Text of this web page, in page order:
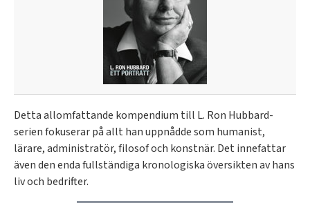
Detta allomfattande kompendium till L. Ron Hubbard-
serien fokuserar på allt han uppnådde som humanist,
lärare, administratör, filosof och konstnär. Det innefattar
även den enda fullständiga kronologiska översikten av hans
liv och bedrifter.